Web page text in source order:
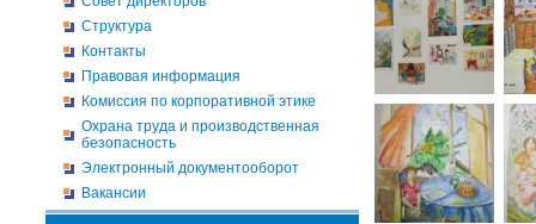
Структура
Контакты
Правовая информация
Комиссия по корпоративной этике
Охрана труда и производственная
безопасность
Электронный документооборот
Вакансии